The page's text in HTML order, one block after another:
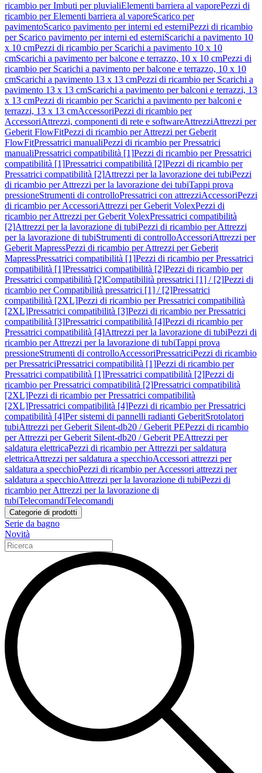
ricambio per Imbuti per pluvialiElementi barriera al vaporePezzi di
ricambio per Elementi barriera al vaporeScarico per
pavimentoScarico pavimento per interni ed esterniPezzi di ricambio
per Scarico pavimento per interni ed esterniScarichi a pavimento 10
x 10 cmPezzi di ricambio per Scarichi a pavimento 10 x 10
cmScarichi a pavimento per balcone e terrazzo, 10 x 10 cmPezzi di
ricambio per Scarichi a pavimento per balcone e terrazzo, 10 x 10
cmScarichi a pavimento 13 x 13 cmPezzi di ricambio per Scarichi a
pavimento 13 x 13 cmScarichi a pavimento per balconi e terrazzi, 13
x 13 cmPezzi di ricambio per Scarichi a pavimento per balconi e
terrazzi, 13 x 13 cmAccessoriPezzi di ricambio per
AccessoriAttrezzi, componenti di rete e softwareAttrezziAttrezzi per
Geberit FlowFitPezzi di ricambio per Attrezzi per Geberit
FlowFitPressatrici manualiPezzi di ricambio per Pressatrici
manualiPressatrici compatibilità [1]Pezzi di ricambio per Pressatrici
compatibilità [1]Pressatrici compatibilità [2]Pezzi di ricambio per
Pressatrici compatibilità [2]Attrezzi per la lavorazione dei tubiPezzi
di ricambio per Attrezzi per la lavorazione dei tubiTappi prova
pressioneStrumenti di controlloPressatrici con attrezziAccessoriPezzi
di ricambio per AccessoriAttrezzi per Geberit VolexPezzi di
ricambio per Attrezzi per Geberit VolexPressatrici compatibilità
[2]Attrezzi per la lavorazione di tubiPezzi di ricambio per Attrezzi
per la lavorazione di tubiStrumenti di controlloAccessoriAttrezzi per
Geberit MapressPezzi di ricambio per Attrezzi per Geberit
MapressPressatrici compatibilità [1]Pezzi di ricambio per Pressatrici
compatibilità [1]Pressatrici compatibilità [2]Pezzi di ricambio per
Pressatrici compatibilità [2]Compatibilità pressatrici [1] / [2]Pezzi di
ricambio per Compatibilità pressatrici [1] / [2]Pressatrici
compatibilità [2XL]Pezzi di ricambio per Pressatrici compatibilità
[2XL]Pressatrici compatibilità [3]Pezzi di ricambio per Pressatrici
compatibilità [3]Pressatrici compatibilità [4]Pezzi di ricambio per
Pressatrici compatibilità [4]Attrezzi per la lavorazione di tubiPezzi di
ricambio per Attrezzi per la lavorazione di tubiTappi prova
pressioneStrumenti di controlloAccessoriPressatriciPezzi di ricambio
per PressatriciPressatrici compatibilità [1]Pezzi di ricambio per
Pressatrici compatibilità [1]Pressatrici compatibilità [2]Pezzi di
ricambio per Pressatrici compatibilità [2]Pressatrici compatibilità
[2XL]Pezzi di ricambio per Pressatrici compatibilità
[2XL]Pressatrici compatibilità [4]Pezzi di ricambio per Pressatrici
compatibilità [4]Per sistemi di pannelli radianti GeberitSrotolatori
tubiAttrezzi per Geberit Silent-db20 / Geberit PEPezzi di ricambio
per Attrezzi per Geberit Silent-db20 / Geberit PEAttrezzi per
saldatura elettricaPezzi di ricambio per Attrezzi per saldatura
elettricaAttrezzi per saldatura a specchioAccessori attrezzi per
saldatura a specchioPezzi di ricambio per Accessori attrezzi per
saldatura a specchioAttrezzi per la lavorazione di tubiPezzi di
ricambio per Attrezzi per la lavorazione di
tubiTelecomandiTelecomandi
Categorie di prodotti
Serie da bagno
Novità